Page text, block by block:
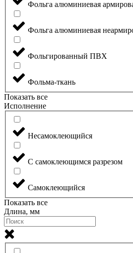
Фольга алюминиевая
Фольга алюминиевая
Фольгированный ПВХ
Фольма-ткань
Показать все
Исполнение
Несамоклеющийся
С самоклеющимся разрезом
Самоклеющийся
Показать все
Длина, мм